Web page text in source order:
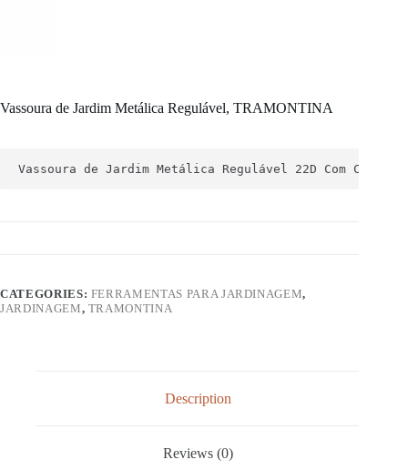
Vassoura de Jardim Metálica Regulável, TRAMONTINA
Vassoura de Jardim Metálica Regulável 22D Com Cabo
CATEGORIES: FERRAMENTAS PARA JARDINAGEM,
JARDINAGEM, TRAMONTINA
Description
Reviews (0)